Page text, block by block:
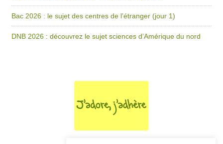
Bac 2026 : le sujet des centres de l’étranger (jour 1)
DNB 2026 : découvrez le sujet sciences d’Amérique du nord